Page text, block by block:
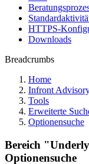
HTTPS-
Downloads
Breadcrumbs
Home
Infront
Tools
Erweiterte
Optionensuche
Bereich
Optionensuche